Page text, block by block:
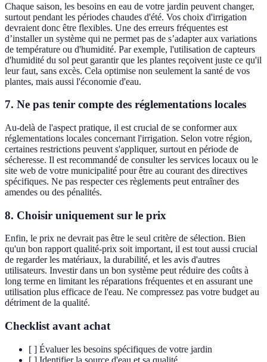
Chaque saison, les besoins en eau de votre jardin peuvent changer,
surtout pendant les périodes chaudes d'été. Vos choix d'irrigation
devraient donc être flexibles. Une des erreurs fréquentes est
d’installer un système qui ne permet pas de s’adapter aux variations
de température ou d'humidité. Par exemple, l'utilisation de capteurs
d'humidité du sol peut garantir que les plantes reçoivent juste ce qu'il
leur faut, sans excès. Cela optimise non seulement la santé de vos
plantes, mais aussi l'économie d'eau.
7. Ne pas tenir compte des réglementations locales
Au-delà de l'aspect pratique, il est crucial de se conformer aux
réglementations locales concernant l'irrigation. Selon votre région,
certaines restrictions peuvent s'appliquer, surtout en période de
sécheresse. Il est recommandé de consulter les services locaux ou le
site web de votre municipalité pour être au courant des directives
spécifiques. Ne pas respecter ces règlements peut entraîner des
amendes ou des pénalités.
8. Choisir uniquement sur le prix
Enfin, le prix ne devrait pas être le seul critère de sélection. Bien
qu'un bon rapport qualité-prix soit important, il est tout aussi crucial
de regarder les matériaux, la durabilité, et les avis d'autres
utilisateurs. Investir dans un bon système peut réduire des coûts à
long terme en limitant les réparations fréquentes et en assurant une
utilisation plus efficace de l'eau. Ne compressez pas votre budget au
détriment de la qualité.
Checklist avant achat
[ ] Évaluer les besoins spécifiques de votre jardin
[ ] Identifier la source d'eau et sa qualité